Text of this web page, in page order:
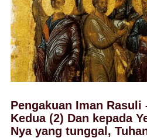
Pengakuan Iman
Kedua (2) Dan kepada
Nya yang tunggal,